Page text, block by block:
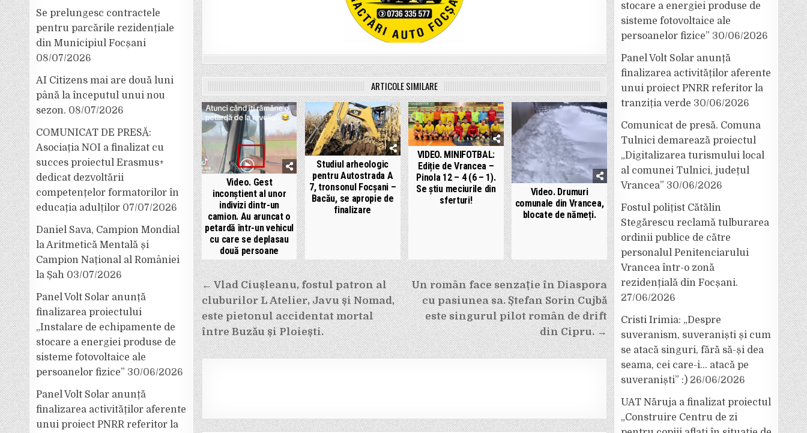
ARTICOLE SIMILARE
Video. Gest
inconștient al unor
indivizi dintr-un
camion. Au aruncat o
petardă într-un vehicul
cu care se deplasau
două persoane
Studiul arheologic
pentru Autostrada A
7, tronsonul Focșani –
Bacău, se apropie de
finalizare
VIDEO. MINIFOTBAL:
Ediție de Vrancea –
Pinola 12 – 4 (6 – 1).
Se știu meciurile din
sferturi!
Video. Drumuri
comunale din Vrancea,
blocate de nămeți.
Navigare
în
articole
Un român face senzație în Diaspora
cu pasiunea sa. Ștefan Sorin Cujbă
este singurul pilot român de drift
din Cipru. →
← Vlad Ciușleanu, fostul patron al
cluburilor L Atelier, Javu și Nomad,
este pietonul accidentat mortal
între Buzău și Ploiești.
Se prelungesc contractele
pentru parcările rezidențiale
din Municipiul Focșani
08/07/2026
AI Citizens mai are două luni
până la începutul unui nou
sezon. 08/07/2026
COMUNICAT DE PRESĂ:
Asociația NOI a finalizat cu
succes proiectul Erasmus+
dedicat dezvoltării
competențelor formatorilor în
educația adulților 07/07/2026
Daniel Sava, Campion Mondial
la Aritmetică Mentală și
Campion Național al României
la Șah 03/07/2026
Panel Volt Solar anunță
finalizarea proiectului
„Instalare de echipamente de
stocare a energiei produse de
sisteme fotovoltaice ale
persoanelor fizice” 30/06/2026
Panel Volt Solar anunță
finalizarea activităților aferente
unui proiect PNRR referitor la
stocare a energiei produse de
sisteme fotovoltaice ale
persoanelor fizice” 30/06/2026
Panel Volt Solar anunță
finalizarea activităților aferente
unui proiect PNRR referitor la
tranziția verde 30/06/2026
Comunicat de presă. Comuna
Tulnici demarează proiectul
„Digitalizarea turismului local
al comunei Tulnici, județul
Vrancea” 30/06/2026
Fostul polițist Cătălin
Stegărescu reclamă tulburarea
ordinii publice de către
personalul Penitenciarului
Vrancea într-o zonă
rezidențială din Focșani.
27/06/2026
Cristi Irimia: „Despre
suveranism, suveraniști și cum
se atacă singuri, fără să-și dea
seama, cei care-i… atacă pe
suveraniști” :) 26/06/2026
UAT Năruja a finalizat proiectul
„Construire Centru de zi